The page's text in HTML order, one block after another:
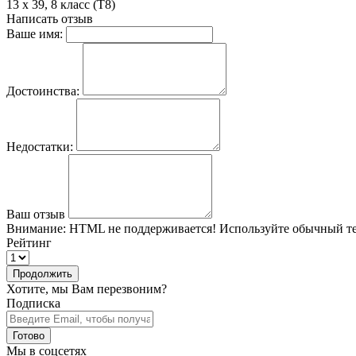
13 х 39, 8 класс (Т8)
Написать отзыв
Ваше имя:
Достоинства:
Недостатки:
Ваш отзыв
Внимание: HTML не поддерживается! Используйте обычный
Рейтинг
Продолжить
Хотите, мы Вам перезвоним?
Подписка
Готово
Мы в соцсетях